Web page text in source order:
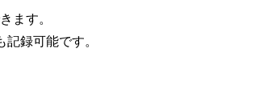
ます。
録可能です。